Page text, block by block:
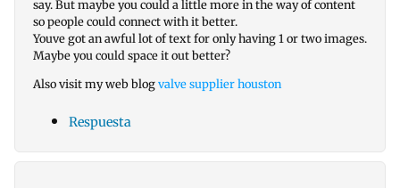
say. But maybe you could a little more in the way of content
so people could connect with it better.
Youve got an awful lot of text for only having 1 or two images.
Maybe you could space it out better?
Also visit my web blogvalve supplier houston
Respuesta